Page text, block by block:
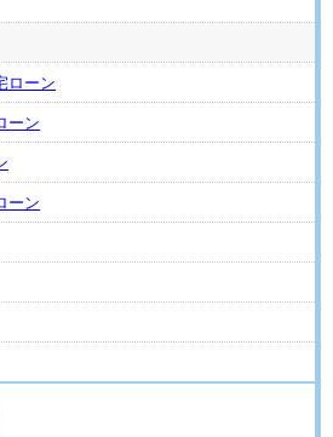
ローン
ーン
ーン